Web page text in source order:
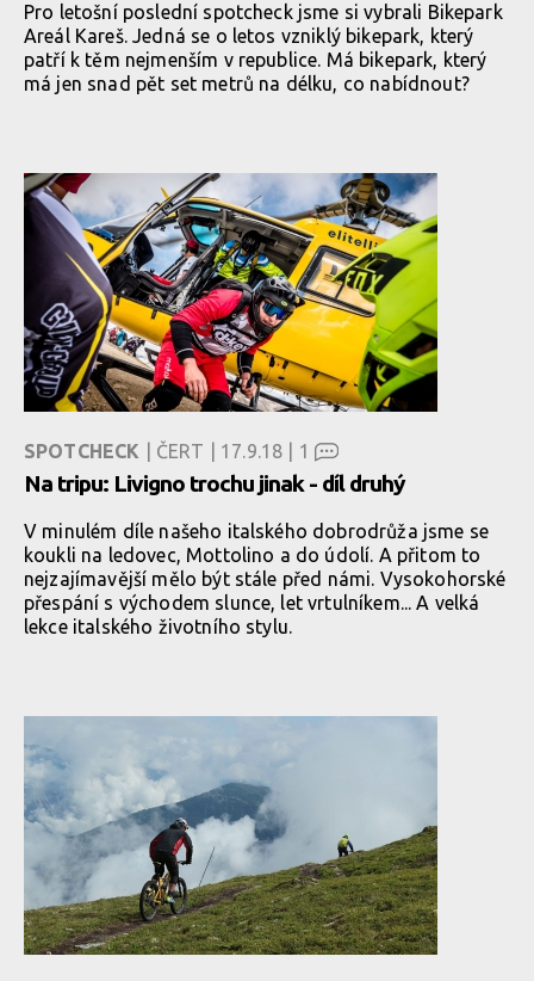
Pro letošní poslední spotcheck jsme si vybrali Bikepark
Areál Kareš. Jedná se o letos vzniklý bikepark, který
patří k těm nejmenším v republice. Má bikepark, který
má jen snad pět set metrů na délku, co nabídnout?
SPOTCHECK | ČERT | 17.9.18 | 1
Na tripu: Livigno trochu jinak - díl druhý
V minulém díle našeho italského dobrodrůža jsme se
koukli na ledovec, Mottolino a do údolí. A přitom to
nejzajímavější mělo být stále před námi. Vysokohorské
přespání s východem slunce, let vrtulníkem... A velká
lekce italského životního stylu.